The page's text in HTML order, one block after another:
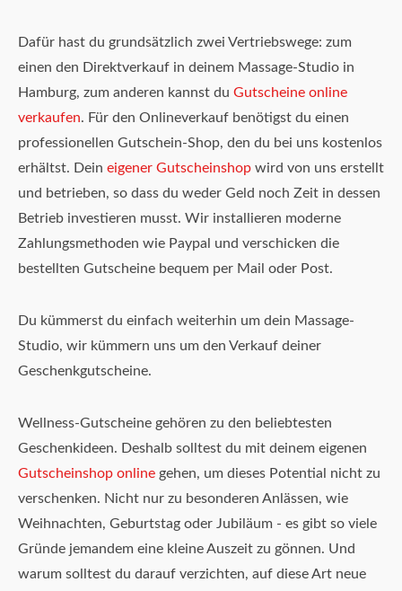
Dafür hast du grundsätzlich zwei Vertriebswege: zum
einen den Direktverkauf in deinem Massage-Studio in
Hamburg, zum anderen kannst du Gutscheine online
verkaufen. Für den Onlineverkauf benötigst du einen
professionellen Gutschein-Shop, den du bei uns kostenlos
erhältst. Dein eigener Gutscheinshop wird von uns erstellt
und betrieben, so dass du weder Geld noch Zeit in dessen
Betrieb investieren musst. Wir installieren moderne
Zahlungsmethoden wie Paypal und verschicken die
bestellten Gutscheine bequem per Mail oder Post.
Du kümmerst du einfach weiterhin um dein Massage-
Studio, wir kümmern uns um den Verkauf deiner
Geschenkgutscheine.
Wellness-Gutscheine gehören zu den beliebtesten
Geschenkideen. Deshalb solltest du mit deinem eigenen
Gutscheinshop online gehen, um dieses Potential nicht zu
verschenken. Nicht nur zu besonderen Anlässen, wie
Weihnachten, Geburtstag oder Jubiläum - es gibt so viele
Gründe jemandem eine kleine Auszeit zu gönnen. Und
warum solltest du darauf verzichten, auf diese Art neue